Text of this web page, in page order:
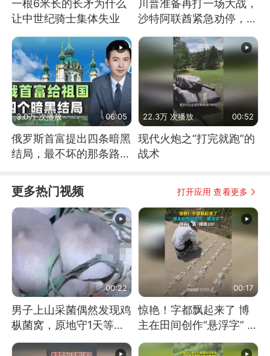
一根6米长的长矛为什么
让中世纪骑士集体失业
川普准备再打一场大战，
沙特阿联酋紧急劝停，美
3.0万 次播放 06:05
俄罗斯首富提出四条暗黑
结局，最不坏的那条路是
22.3万 次播放 00:52
现代火炮之“打完就跑”的
战术
更多热门视频 打开应用 查看更多
00:22
男子上山采菌偶然发现鸡
枞菌窝，原地守1天等它
长大：挖了140多朵
00:17
惊艳！字都飘起来了 博
主在田间创作“悬浮字” 网
友：真·裸眼3D！